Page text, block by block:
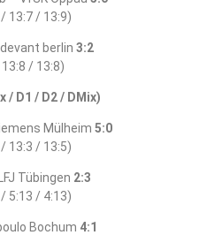
13:7 / 13:9)
berlin 3:2
/ 13:8)
/ D1 / D2 / DMix)
Mülheim 5:0
13:3 / 13:5)
Tübingen 2:3
5:13 / 4:13)
Bochum 4:1